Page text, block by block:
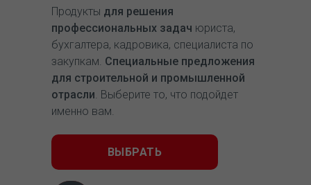
Продукты для решения
профессиональных задач юриста,
бухгалтера, кадровика, специалиста по
закупкам. Специальные предложения
для строительной и промышленной
отрасли. Выберите то, что подойдет
именно вам.
ВЫБРАТЬ